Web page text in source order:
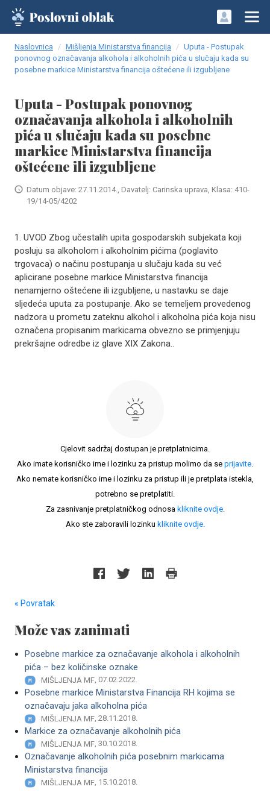
Naslovnica Mišljenja Ministarstva financija
Uputa - Postupak
ponovnog označavanja alkohola i alkoholnih pića u slučaju kada su
posebne markice Ministarstva financija oštećene ili izgubljene
Uputa - Postupak ponovnog
označavanja alkohola i alkoholnih
pića u slučaju kada su posebne
markice Ministarstva financija
oštećene ili izgubljene
Datum objave: 27.11.2014., Davatelj: Carinska uprava, Klasa: 410-
19/14-05/4202
1. UVOD Zbog učestalih upita gospodarskih subjekata koji
posluju sa alkoholom i alkoholnim pićima (poglavito
trgovaca) o načinu postupanja u slučaju kada su već
aplicirane posebne markice Ministarstva financija
nenamjerno oštećene ili izgubljene, u nastavku se daje
sljedeća uputa za postupanje. Ako se temeljem provedenog
nadzora u prometu zateknu alkohol i alkoholna pića koja nisu
označena propisanim markicama obvezno se primjenjuju
prekršajne odredbe iz glave XIX Zakona..
Cjelovit sadržaj dostupan je pretplatnicima.
Ako imate korisničko ime i lozinku za pristup molimo da se prijavite.
Ako nemate korisničko ime i lozinku za pristup ili je pretplata istekla,
potrebno se pretplatiti.
Za zasnivanje pretplatničkog odnosa kliknite ovdje.
Ako ste zaboravili lozinku kliknite ovdje.
« Povratak
Može vas zanimati
Posebne markice za označavanje alkohola i alkoholnih
pića – bez količinske oznake
MIŠLJENJA MF, 07.02.2022.
Posebne markice Ministarstva Financija RH kojima se
označavaju jaka alkoholna pića
MIŠLJENJA MF, 28.11.2018.
Markice za označavanje alkoholnih pića
MIŠLJENJA MF, 30.10.2018.
Označavanje alkoholnih pića posebnim markicama
Ministarstva financija
MIŠLJENJA MF, 15.10.2018.